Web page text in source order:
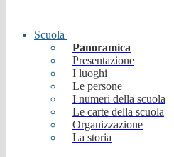
Scuola
Panoramica
Presentazione
I luoghi
Le persone
I numeri della scuola
Le carte della scuola
Organizzazione
La storia